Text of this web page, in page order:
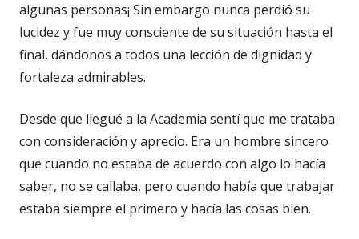
algunas personas¡ Sin embargo nunca perdió su
lucidez y fue muy consciente de su situación hasta el
final, dándonos a todos una lección de dignidad y
fortaleza admirables.
Desde que llegué a la Academia sentí que me trataba
con consideración y aprecio. Era un hombre sincero
que cuando no estaba de acuerdo con algo lo hacía
saber, no se callaba, pero cuando había que trabajar
estaba siempre el primero y hacía las cosas bien.